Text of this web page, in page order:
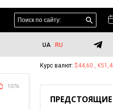
UA RU
1076
Курс валют: $44,60 ,